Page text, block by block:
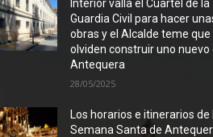
Interior valla el Cuartel de la
Guardia Civil para hacer
obras y el Alcalde teme que
olviden construir uno nuevo
Antequera
28/05/2025
Los horarios e itinerarios de
Semana Santa de